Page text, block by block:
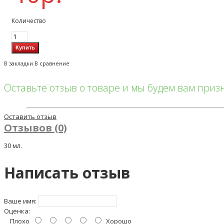
Количество
В закладки В сравнение
Оставьте отзыв о товаре и мы будем вам
Оставить отзыв
Отзывов (0)
30 мл.
Написать отзыв
Ваше имя:
Оценка:
Плохо
Хорошо